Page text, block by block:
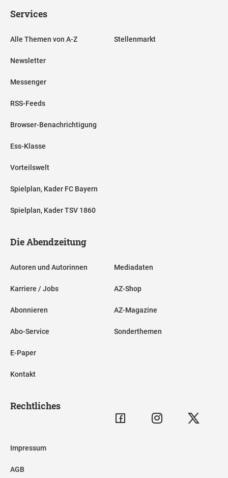
Services
Alle Themen von A-Z
Newsletter
Messenger
RSS-Feeds
Browser-Benachrichtigung
Ess-Klasse
Vorteilswelt
Spielplan, Kader FC Bayern
Spielplan, Kader TSV 1860
Stellenmarkt
Die Abendzeitung
Autoren und Autorinnen
Karriere / Jobs
Abonnieren
Abo-Service
E-Paper
Kontakt
Mediadaten
AZ-Shop
AZ-Magazine
Sonderthemen
Rechtliches
Impressum
AGB